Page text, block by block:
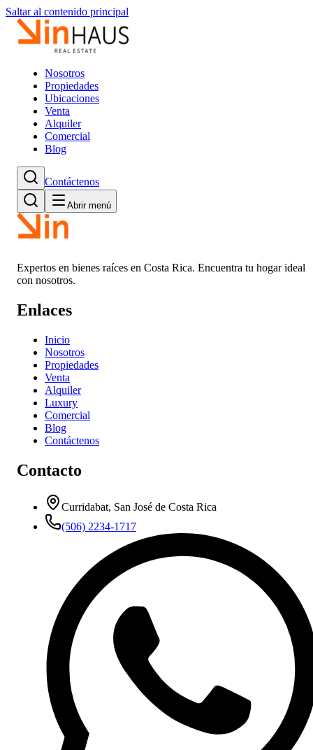
Saltar al contenido principal
Nosotros
Propiedades
Ubicaciones
Venta
Alquiler
Comercial
Blog
Contáctenos
Abrir menú
Expertos en bienes raíces en Costa Rica. Encuentra tu hogar ideal
con nosotros.
Enlaces
Inicio
Nosotros
Propiedades
Venta
Alquiler
Luxury
Comercial
Blog
Contáctenos
Contacto
Curridabat, San José de Costa Rica
(506) 2234-1717